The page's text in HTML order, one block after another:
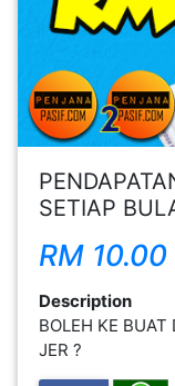
SETIAP
RM
Description
BOLEH KE BUAT
JER ?
FESYEN
WANITA(0)
KECANTIKAN(7)
FESYEN
MINYAK
WANGI(8)